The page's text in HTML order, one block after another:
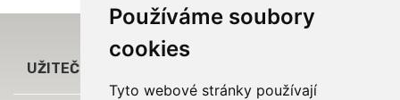
Používáme soubory
cookies
Tyto webové stránky používají
UŽITEČNÉ ODKAZY